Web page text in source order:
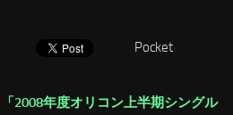
Pocket
「2008年度オリコン上半期シングル